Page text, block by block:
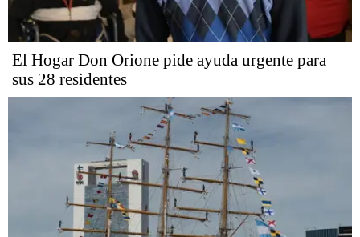
El Hogar Don Orione pide ayuda urgente para
sus 28 residentes